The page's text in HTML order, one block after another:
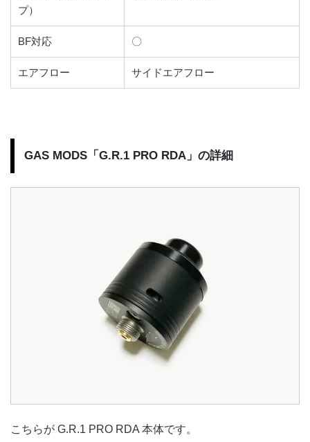
プ）
BF対応 〇
エアフロー サイドエアフロー
GAS MODS「G.R.1 PRO RDA」の詳細
こちらが G.R.1 PRO RDA 本体です。